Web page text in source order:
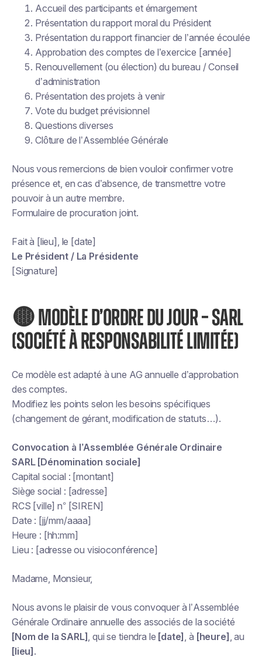
Accueil des participants et émargement
Présentation du rapport moral du Président
Présentation du rapport financier de l’année écoulée
Approbation des comptes de l’exercice [année]
Renouvellement (ou élection) du bureau / Conseil
d’administration
Présentation des projets à venir
Vote du budget prévisionnel
Questions diverses
Clôture de l’Assemblée Générale
Nous vous remercions de bien vouloir confirmer votre
présence et, en cas d’absence, de transmettre votre
pouvoir à un autre membre.
Formulaire de procuration joint.
Fait à [lieu], le [date]
Le Président / La Présidente
[Signature]
🟡 MODÈLE D’ORDRE DU JOUR – SARL
(SOCIÉTÉ À RESPONSABILITÉ LIMITÉE)
Ce modèle est adapté à une AG annuelle d’approbation
des comptes.
Modifiez les points selon les besoins spécifiques
(changement de gérant, modification de statuts…).
Convocation à l’Assemblée Générale Ordinaire
SARL [Dénomination sociale]
Capital social : [montant]
Siège social : [adresse]
RCS [ville] n° [SIREN]
Date : [jj/mm/aaaa]
Heure : [hh:mm]
Lieu : [adresse ou visioconférence]
Madame, Monsieur,
Nous avons le plaisir de vous convoquer à l’Assemblée
Générale Ordinaire annuelle des associés de la société
[Nom de la SARL] , qui se tiendra le [date] , à [heure] , au
[lieu] .